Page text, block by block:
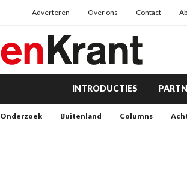
Adverteren Over ons Contact
INTRODUCTIES
Onderzoek Buitenland Columns